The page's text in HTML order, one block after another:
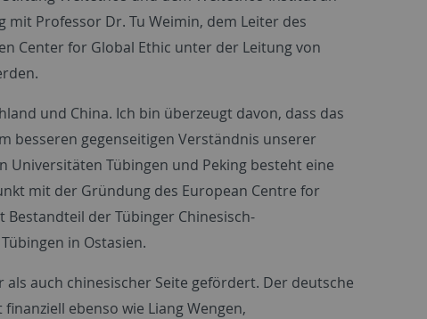
Professor Dr. Tu Weimin, dem Leiter des
Center for Global Ethic unter der Leitung von
und China. Ich bin überzeugt davon, dass das
besseren gegenseitigen Verständnis unserer
Universitäten Tübingen und Peking besteht eine
mit der Gründung des European Centre for
Bestandteil der Tübinger Chinesisch-
in Ostasien.
auch chinesischer Seite gefördert. Der deutsche
ebenso wie Liang Wengen,